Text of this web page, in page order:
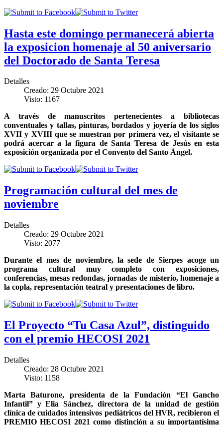
Hasta este domingo permanecerá abierta
la exposicion homenaje al 50 aniversario
del Doctorado de Santa Teresa
Detalles
Creado: 29 Octubre 2021
Visto: 1167
A través de manuscritos pertenecientes a bibliotecas
conventuales y tallas, pinturas, bordados y joyería de los siglos
XVII y XVIII que se muestran por primera vez, el visitante se
podrá acercar a la figura de Santa Teresa de Jesús en esta
exposición organizada por el Convento del Santo Ángel.
Programación cultural del mes de
noviembre
Detalles
Creado: 29 Octubre 2021
Visto: 2077
Durante el mes de noviembre, la sede de Sierpes acoge un
programa cultural muy completo con exposiciones,
conferencias, mesas redondas, jornadas de misterio, homenaje a
la copla, representación teatral y presentaciones de libro.
El Proyecto “Tu Casa Azul”, distinguido
con el premio HECOSI 2021
Detalles
Creado: 28 Octubre 2021
Visto: 1158
Marta Baturone, presidenta de la Fundación “El Gancho
Infantil” y Elia Sánchez, directora de la unidad de gestión
clínica de cuidados intensivos pediátricos del HVR, recibieron el
PREMIO HECOSI 2021 como distinción a su importantísima